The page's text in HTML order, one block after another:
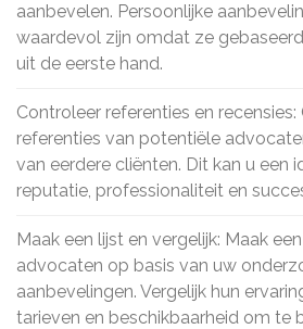
aanbevelen. Persoonlijke
waardevol zijn omdat ze
uit de eerste hand.
Controleer referenties en
referenties van potentiële
van eerdere cliënten. Dit kan u een
reputatie, professionaliteit en
Maak een lijst en vergelijk: Maak
advocaten op basis van uw
aanbevelingen. Vergelijk hun
tarieven en beschikbaarheid om te